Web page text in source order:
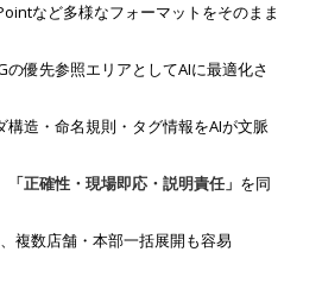
など多様なフォーマットをそのまま
の優先参照エリアとしてAIに最適化さ
構造・命名規則・タグ情報をAIが文脈
「正確性・現場即応・説明責任」 を同
複数店舗・本部一括展開も容易